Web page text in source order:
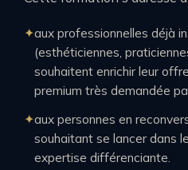
aux professionnelles déjà
(esthéticiennes,
souhaitent enrichir leur
premium très demandée
aux personnes en
souhaitant se lancer dans
expertise différenciante.